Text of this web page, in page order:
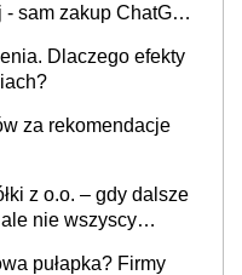
sam zakup ChatGPT
Dlaczego efekty
za rekomendacje
z o.o. – gdy dalsze
nie wszyscy
pułapka? Firmy